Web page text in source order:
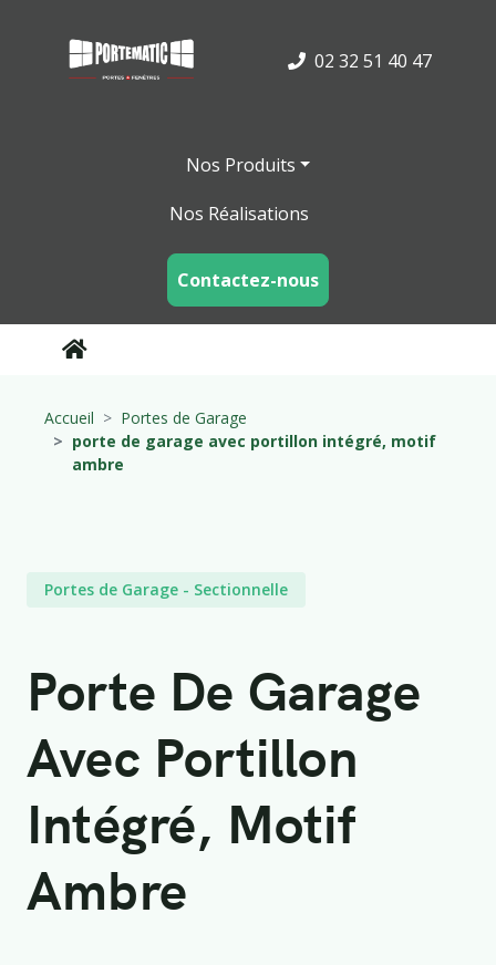
02 32 51 40 47
Nos Produits
Nos Réalisations
Contactez-nous
Accueil
Portes de Garage
porte de garage avec portillon intégré, motif
ambre
Portes de Garage - Sectionnelle
Porte De Garage
Avec Portillon
Intégré, Motif
Ambre